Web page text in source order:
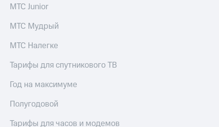
погашении
облигаций
Реквизиты
Контакты
развитие
На главную
МТС Junior
МТС Мудрый
МТС Налегке
Тарифы для спутникового ТВ
Год на максимуме
Полугодовой
Тарифы для часов и модемов